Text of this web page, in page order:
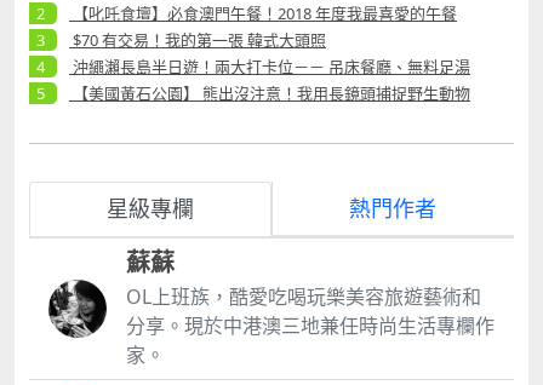
【叱吒食壇】必食澳門午餐！2018 年度我最喜愛的午餐
$70 有交易！我的第一張 韓式大頭照
沖繩瀨長島半日遊！兩大打卡位－－ 吊床餐廳、無料足湯
【美國黃石公園】 熊出沒注意！我用長鏡頭捕捉野生動物
星級專欄 熱門作者
蘇蘇
OL上班族，酷愛吃喝玩樂美容旅遊藝術和
分享。現於中港澳三地兼任時尚生活專欄作
家。